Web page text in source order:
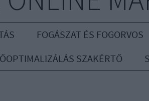
FOGÁSZAT ÉS FOGORVOS
SZAKÉRTŐ